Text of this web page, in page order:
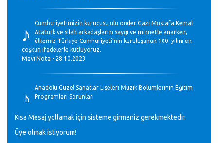
♪
Cumhuriyetimizin kurucusu ulu önder Gazi Mustafa Kemal
Atatürk ve silah arkadaşlarını saygı ve minnetle anarken,
ülkemiz Türkiye Cumhuriyeti’nin kuruluşunun 100. yılını en
coşkun ifadelerle kutluyoruz.
Mavi Nota - 28.10.2023
♪
Anadolu Güzel Sanatlar Liseleri Müzik Bölümlerinin Eğitim
Programları Sorunları
GEÇMİŞ OLSUN TÜRKİYE!
Kısa Mesaj yollamak için sisteme girmeniz gerekmektedir.
Üye olmak istiyorum!